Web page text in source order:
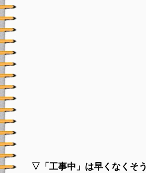
▽「工事中」は早くなくそう